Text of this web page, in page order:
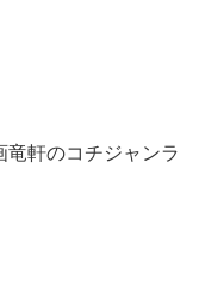
竜軒のコチジャンラ